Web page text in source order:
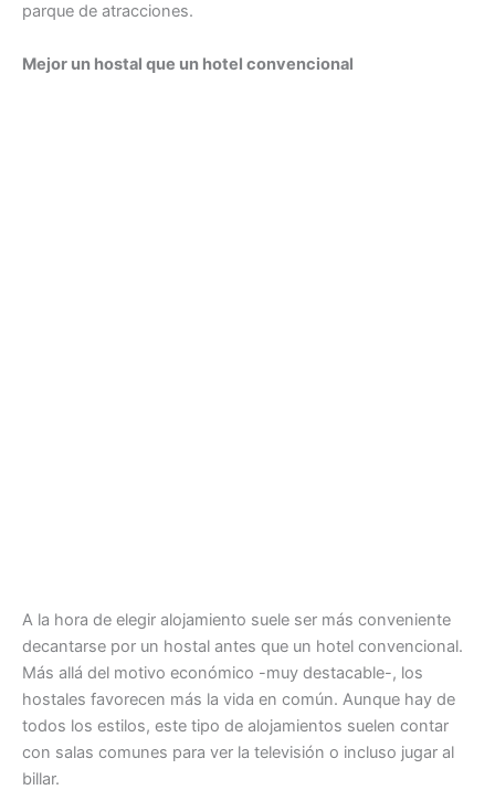
parque de atracciones.
Mejor un hostal que un hotel convencional
A la hora de elegir alojamiento suele ser más conveniente
decantarse por un hostal antes que un hotel convencional.
Más allá del motivo económico -muy destacable-, los
hostales favorecen más la vida en común. Aunque hay de
todos los estilos, este tipo de alojamientos suelen contar
con salas comunes para ver la televisión o incluso jugar al
billar.